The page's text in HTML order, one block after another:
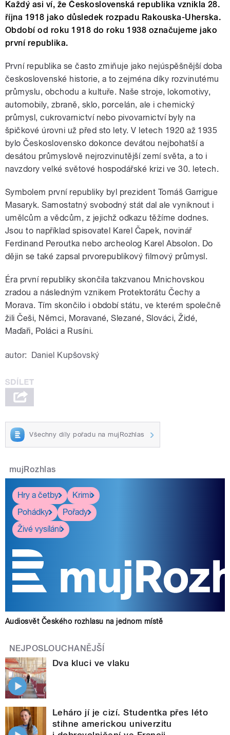
Každý asi ví, že Československá republika vznikla 28.
října 1918 jako důsledek rozpadu Rakouska-Uherska.
Období od roku 1918 do roku 1938 označujeme jako
první republika.
První republika se často zmiňuje jako nejúspěšnější doba
československé historie, a to zejména díky rozvinutému
průmyslu, obchodu a kultuře. Naše stroje, lokomotivy,
automobily, zbraně, sklo, porcelán, ale i chemický
průmysl, cukrovarnictví nebo pivovarnictví byly na
špičkové úrovni už před sto lety. V letech 1920 až 1935
bylo Československo dokonce devátou nejbohatší a
desátou průmyslově nejrozvinutější zemí světa, a to i
navzdory velké světové hospodářské krizi ve 30. letech.
Symbolem první republiky byl prezident Tomáš Garrigue
Masaryk. Samostatný svobodný stát dal ale vyniknout i
umělcům a vědcům, z jejichž odkazu těžíme dodnes.
Jsou to například spisovatel Karel Čapek, novinář
Ferdinand Peroutka nebo archeolog Karel Absolon. Do
dějin se také zapsal prvorepublikový filmový průmysl.
Éra první republiky skončila takzvanou Mnichovskou
zradou a následným vznikem Protektorátu Čechy a
Morava. Tím skončilo i období státu, ve kterém společně
žili Češi, Němci, Moravané, Slezané, Slováci, Židé,
Maďaři, Poláci a Rusíni.
autor: Daniel Kupšovský
Všechny díly pořadu na mujRozhlas
mujRozhlas
Hry a četby
Krimi
Pohádky
Pořady
Živé vysílání
Audiosvět Českého rozhlasu na jednom místě
NEJPOSLOUCHANĚJŠÍ
Dva kluci ve vlaku
Leháro jí je cizí. Studentka přes léto
stihne americkou univerzitu